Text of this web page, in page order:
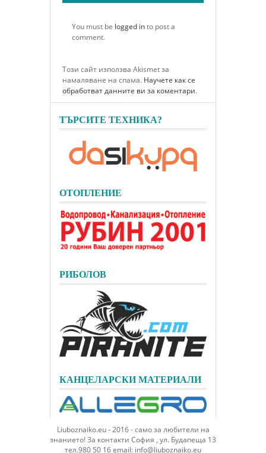
You must be logged into post a
comment.
Този сайт използва Akismet за
намаляване на спама. Научете как се
обработват данните ви за коментари.
ТЪРСИТЕ ТЕХНИКА?
ОТОПЛЕНИЕ
РИБОЛОВ
КАНЦЕЛАРСКИ МАТЕРИАЛИ
Liuboznaiko.eu - 2016 - само за любители на
знанието! За контакти София , ул. Будапеща 13
тел.980 50 16 email: info@liuboznaiko.eu